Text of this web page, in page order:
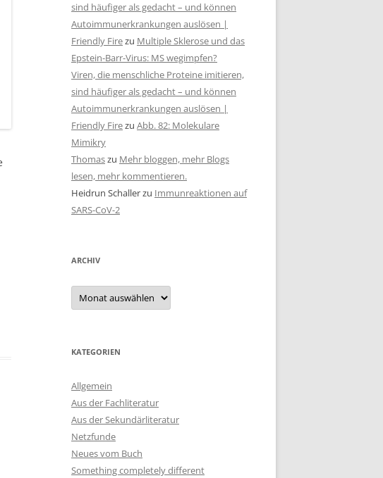
sind häufiger als gedacht – und können
Autoimmunerkrankungen auslösen |
Friendly Firezu Multiple Sklerose und das
Epstein-Barr-Virus: MS wegimpfen?
Viren, die menschliche Proteine imitieren,
sind häufiger als gedacht – und können
Autoimmunerkrankungen auslösen |
Friendly Firezu Abb. 82: Molekulare
Mimikry
Thomaszu Mehr bloggen, mehr Blogs
lesen, mehr kommentieren.
Heidrun Schallerzu Immunreaktionen auf
SARS-CoV-2
ARCHIV
Archiv
KATEGORIEN
Allgemein
Aus der Fachliteratur
Aus der Sekundärliteratur
Netzfunde
Neues vom Buch
Something completely different